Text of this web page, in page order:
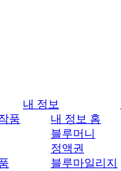
품
내 정보
내 정보 홈
블루머니
정액권
블루마일리지